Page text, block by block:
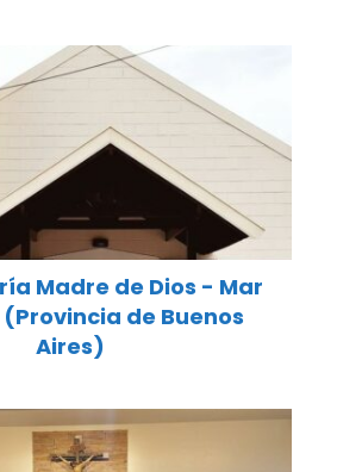
Madre de Dios - Mar
de Buenos
Aires)